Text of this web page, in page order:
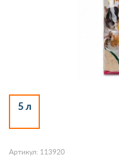
5 л
Артикул: 113920